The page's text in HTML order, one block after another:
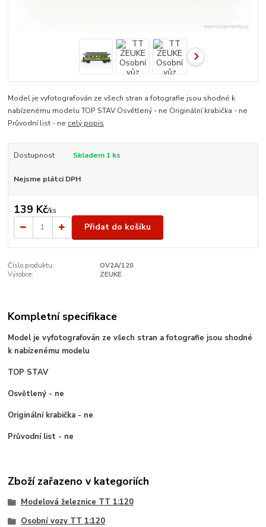
Model je vyfotografován ze všech stran a fotografie jsou shodné k
nabízenému modelu TOP STAV Osvětlený - ne Originální krabička - ne
Průvodní list - ne celý popis
Dostupnost Skladem 1 ks
Nejsme plátci DPH
139 Kč/ks
Přidat do košíku
Číslo produktu:
OV2A/120
Výrobce:
ZEUKE
Kompletní specifikace
Model je vyfotografován ze všech stran a fotografie jsou shodné
k nabízenému modelu
TOP STAV
Osvětlený - ne
Originální krabička - ne
Průvodní list - ne
Zboží zařazeno v kategoriích
Modelová železnice TT 1:120
Osobní vozy TT 1:120